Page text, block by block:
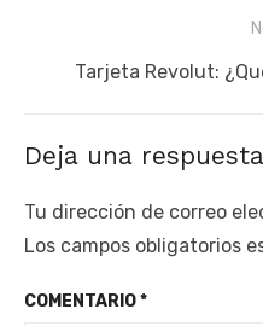
Next
Tarjeta Revolut:
Deja una respuesta
Tu dirección de correo
Los campos obligatorios
COMENTARIO*